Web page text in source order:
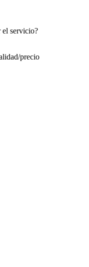
el servicio?
precio